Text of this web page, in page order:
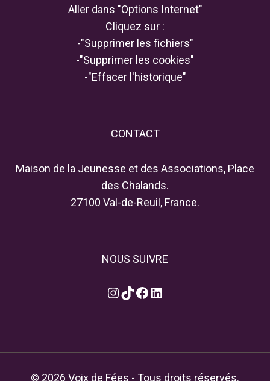
Aller dans "Options Internet"
Cliquez sur :
-"Supprimer les fichiers"
-"Supprimer les cookies"
-"Effacer l'historique"
CONTACT
Maison de la Jeunesse et des Associations, Place
des Chalands.
27100 Val-de-Reuil, France.
NOUS SUIVRE
Instagram
TikTok
Facebook
LinkedIn
© 2026 Voix de Fées - Tous droits réservés.